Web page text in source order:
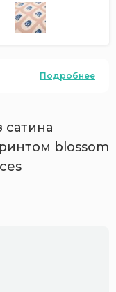
Подробнее
сатина
blossom